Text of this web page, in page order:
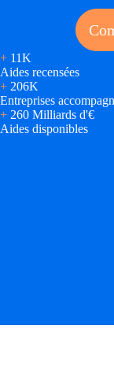
+ 11K
Aides recensées
+ 206K
Entreprises
+ 260 Milliards d'€
Aides disponibles